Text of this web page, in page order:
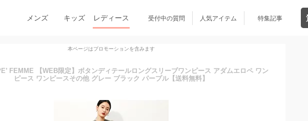
メンズ キッズ レディース 受付中の質問 人気アイテム 特集記事
本ページはプロモーションを含みます
FEMME 【WEB限定】ボタンディテールロングスリーブワンピース アダムエロペ ワン
ピース ワンピースその他 グレー ブラック パープル【送料無料】